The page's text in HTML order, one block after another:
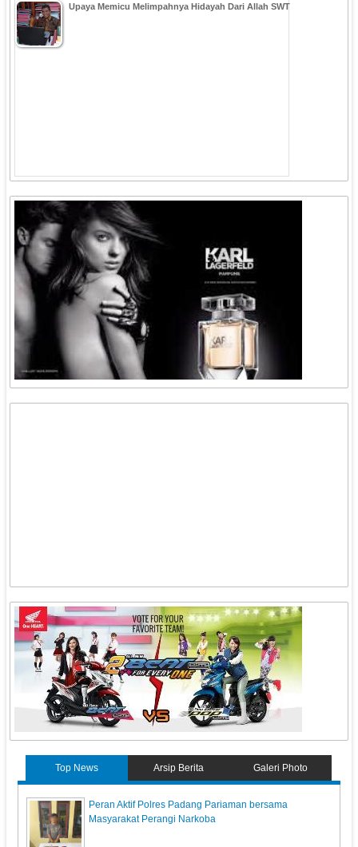
Upaya Memicu Melimpahnya Hidayah Dari Allah SWT
Top News Arsip Berita Galeri Photo
Peran Aktif Polres Padang Pariaman bersama
Masyarakat Perangi Narkoba